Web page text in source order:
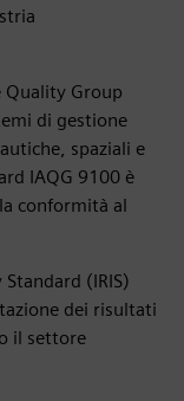
Group
di gestione
spaziali e
IAQG 9100 è
conformità al
(IRIS)
dei risultati
il settore